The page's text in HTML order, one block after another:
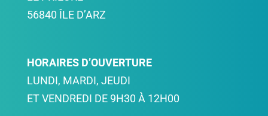
56840 ÎLE D’ARZ
HORAIRES D’OUVERTURE
LUNDI, MARDI, JEUDI
ET VENDREDI DE 9H30 À 12H00